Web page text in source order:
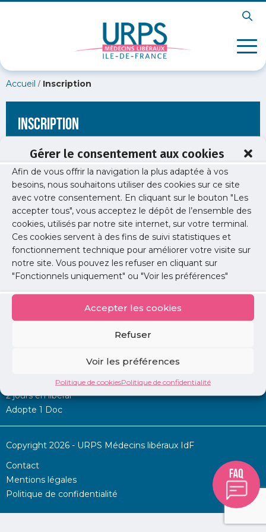
Gérer le consentement aux cookies
Afin de vous offrir la navigation la plus adaptée à vos
besoins, nous souhaitons utiliser des cookies sur ce site
avec votre consentement. En cliquant sur le bouton "Les
accepter tous", vous acceptez le dépôt de l’ensemble des
cookies, utilisés par notre site internet, sur votre terminal.
Ces cookies servent à des fins de suivi statistiques et
fonctionnement technique pour améliorer votre visite sur
notre site. Vous pouvez les refuser en cliquant sur
"Fonctionnels uniquement" ou "Voir les préférences"
Accepter les cookies
Refuser
Voir les préférences
Politique de cookiesPolitique de confidentialité
Accueil / Inscription
Inscription
[wppb-register form_name="inscription"
redirect_url="https://www.urps-med-idf.org/webinaire-
certification-periodique-mode-demploi/"]
Permanence d’aide à l’installation
2 jours en libéral
Adopte 1 Doc
Copyright 2026 - URPS Médecins libéraux IdF
Contact
Mentions légales
Politique de confidentialité